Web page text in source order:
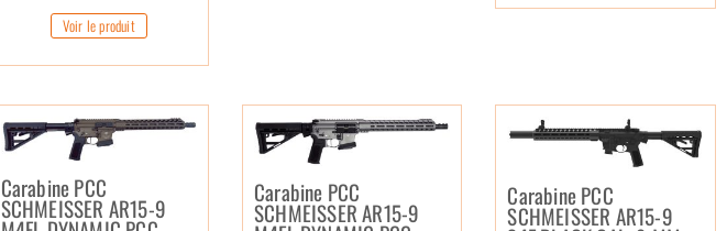
Voir le produit
Carabine PCC
SCHMEISSER AR15-9
Carabine PCC
SCHMEISSER AR15-9
Carabine PCC
SCHMEISSER AR15-9